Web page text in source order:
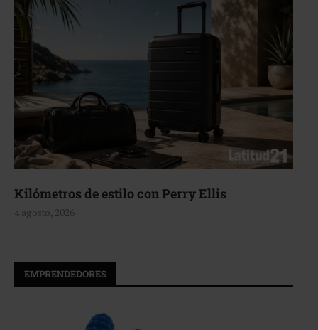
de estilo con Perry Ellis
EMPRENDEDORES